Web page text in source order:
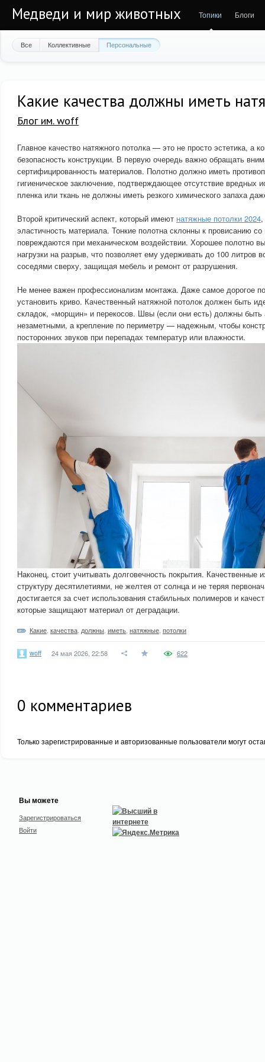
Медведи и мир животных Топики Блоги
Все Коллективные Персональные
Какие качества должны иметь
Блог им. woff
Главное качество натяжного потолка — это не просто эстетика, а
безопасность конструкции. В первую очередь важно обращать
сертифицированность материалов. Полотно должно иметь
гигиеническое заключение, подтверждающее отсутствие вредных
пленка или ткань не должны иметь резкого химического запаха
Второй критический аспект, который имеют натяжные потолки 2024
эластичность материала. Тонкие полотна склонны к провисанию
повреждаются при механическом воздействии. Хорошее полотно
нагрузки на разрыв, что позволяет ему удерживать до 100 литров
соседями сверху, защищая мебель и ремонт от разрушения.
Не менее важен профессионализм монтажа. Даже самое дорогое
установить криво. Качественный натяжной потолок должен быть
складок, «морщин» и перекосов. Швы (если они есть) должны быть
незаметными, а крепление по периметру — надежным, чтобы
посторонних звуков при перепадах температур или влажности.
Наконец, стоит учитывать долговечность покрытия. Качественные
структуру десятилетиями, не желтея от солнца и не теряя
достигается за счет использования стабильных полимеров и
которые защищают материал от деградации.
Какие качества должны иметь натяжные потолки
woff 24 мая 2026, 22:58 622
0 комментариев
Только зарегистрированные и авторизованные пользователи могут
Вы можете
Зарегистрироваться
Войти